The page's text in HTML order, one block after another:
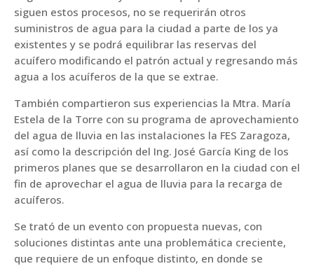
siguen estos procesos, no se requerirán otros
suministros de agua para la ciudad a parte de los ya
existentes y se podrá equilibrar las reservas del
acuífero modificando el patrón actual y regresando más
agua a los acuíferos de la que se extrae.
También compartieron sus experiencias la Mtra. María
Estela de la Torre con su programa de aprovechamiento
del agua de lluvia en las instalaciones la FES Zaragoza,
así como la descripción del Ing. José García King de los
primeros planes que se desarrollaron en la ciudad con el
fin de aprovechar el agua de lluvia para la recarga de
acuíferos.
Se trató de un evento con propuesta nuevas, con
soluciones distintas ante una problemática creciente,
que requiere de un enfoque distinto, en donde se